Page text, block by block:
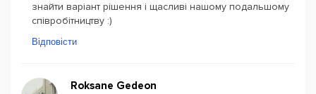
знайти варіант рішення і щасливі нашому подальшому
співробітництву :)
Відповісти
Roksane Gedeon